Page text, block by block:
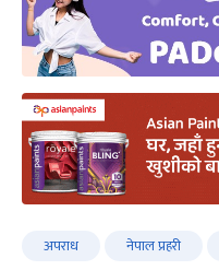
अपराध नेपाल प्रहरी